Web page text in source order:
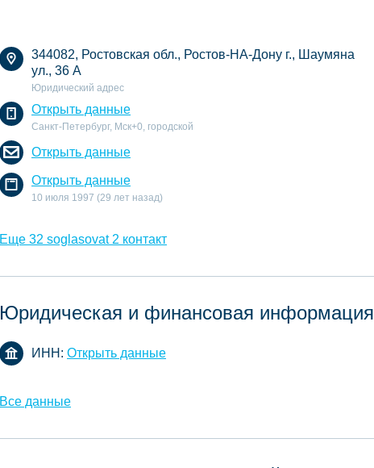
344082, Ростовская обл., Ростов-НА-Дону г., Шаумяна
ул., 36 А
Юридический адрес
Открыть данные
Санкт-Петербург, Мск+0, городской
Открыть данные
Открыть данные
10 июля 1997 (29 лет назад)
Еще 32 soglasovat 2 контакт
Юридическая и финансовая информация
ИНН: Открыть данные
Все данные